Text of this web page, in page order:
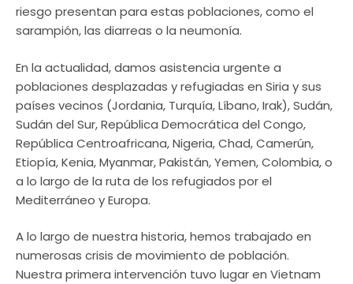
riesgo presentan para estas poblaciones, como el
sarampión, las diarreas o la neumonía.
En la actualidad, damos asistencia urgente a
poblaciones desplazadas y refugiadas en Siria y sus
países vecinos (Jordania, Turquía, Líbano, Irak), Sudán,
Sudán del Sur, República Democrática del Congo,
República Centroafricana, Nigeria, Chad, Camerún,
Etiopía, Kenia, Myanmar, Pakistán, Yemen, Colombia, o
a lo largo de la ruta de los refugiados por el
Mediterráneo y Europa.
A lo largo de nuestra historia, hemos trabajado en
numerosas crisis de movimiento de población.
Nuestra primera intervención tuvo lugar en Vietnam